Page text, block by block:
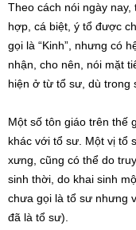
Theo cách nói ngày
hợp, cá biệt, ý tổ được
gọi là “Kinh”, nhưng có
nhận, cho nên, nói mặt
hiện ở từ tổ sư, dù trong
Một số tôn giáo trên thế
khác với tổ sư. Một vị tổ
xưng, cũng có thể do
sinh thời, do khai sinh
chưa gọi là tổ sư nhưng
đã là tổ sư).